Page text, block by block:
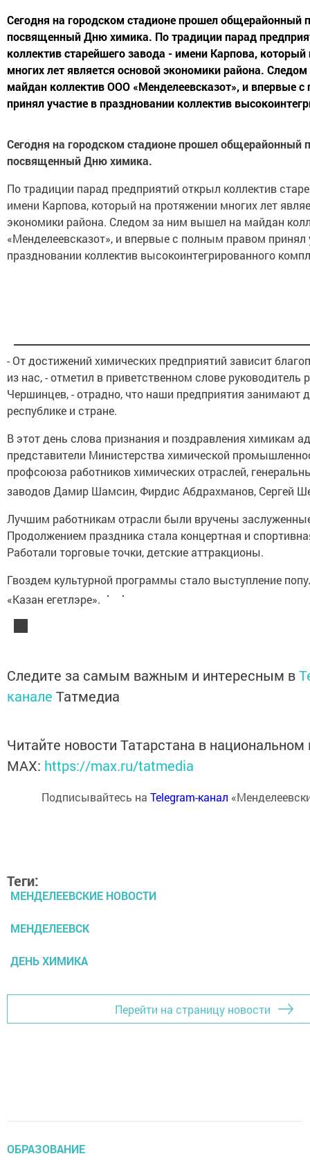
Сегодня на городском стадионе прошел общерайонный
посвященный Дню химика. По традиции парад
коллектив старейшего завода - имени Карпова,
многих лет является основой экономики района.
майдан коллектив ООО «Менделеевсказот», и впервые
принял участие в праздновании коллектив
Сегодня на городском стадионе прошел общерайонный
посвященный Дню химика.
По традиции парад предприятий открыл коллектив
имени Карпова, который на протяжении многих лет
экономики района. Следом за ним вышел на майдан
«Менделеевсказот», и впервые с полным правом принял
праздновании коллектив высокоинтегрированного
- От достижений химических предприятий зависит
из нас, - отметил в приветственном слове руководитель
Чершинцев, - отрадно, что наши предприятия занимают
республике и стране.
В этот день слова признания и поздравления химикам
представители Министерства химической
профсоюза работников химических отраслей,
заводов Дамир Шамсин, Фирдис Абдрахманов, Сергей
Лучшим работникам отрасли были вручены
Продолжением праздника стала концертная и
Работали торговые точки, детские аттракционы.
Гвоздем культурной программы стало выступление
«Казан егетлэре».
Следите за самым важным и интересным в
канале Татмедиа
Читайте новости Татарстана в
MАХ: https://max.ru/tatmedia
Подписывайтесь на Telegram-канал
Теги:
МЕНДЕЛЕЕВСКИЕ НОВОСТИ
МЕНДЕЛЕЕВСК
ДЕНЬ ХИМИКА
Перейти на страницу новости
ОБРАЗОВАНИЕ